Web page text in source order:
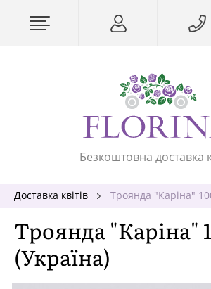
Безкоштовна доставка
Доставка квітів Троянда "Каріна"
Троянда "Каріна"
(Україна)